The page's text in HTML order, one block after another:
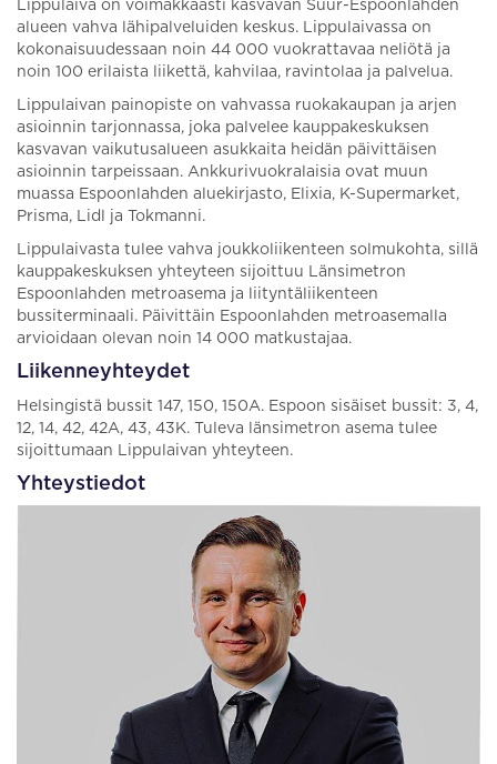
Lippulaiva on voimakkaasti kasvavan Suur-Espoonlahden
alueen vahva lähipalveluiden keskus. Lippulaivassa on
kokonaisuudessaan noin 44 000 vuokrattavaa neliötä ja
noin 100 erilaista liikettä, kahvilaa, ravintolaa ja palvelua.
Lippulaivan painopiste on vahvassa ruokakaupan ja arjen
asioinnin tarjonnassa, joka palvelee kauppakeskuksen
kasvavan vaikutusalueen asukkaita heidän päivittäisen
asioinnin tarpeissaan. Ankkurivuokralaisia ovat muun
muassa Espoonlahden aluekirjasto, Elixia, K-Supermarket,
Prisma, Lidl ja Tokmanni.
Lippulaivasta tulee vahva joukkoliikenteen solmukohta, sillä
kauppakeskuksen yhteyteen sijoittuu Länsimetron
Espoonlahden metroasema ja liityntäliikenteen
bussiterminaali. Päivittäin Espoonlahden metroasemalla
arvioidaan olevan noin 14 000 matkustajaa.
Liikenneyhteydet
Helsingistä bussit 147, 150, 150A. Espoon sisäiset bussit: 3, 4,
12, 14, 42, 42A, 43, 43K. Tuleva länsimetron asema tulee
sijoittumaan Lippulaivan yhteyteen.
Yhteystiedot